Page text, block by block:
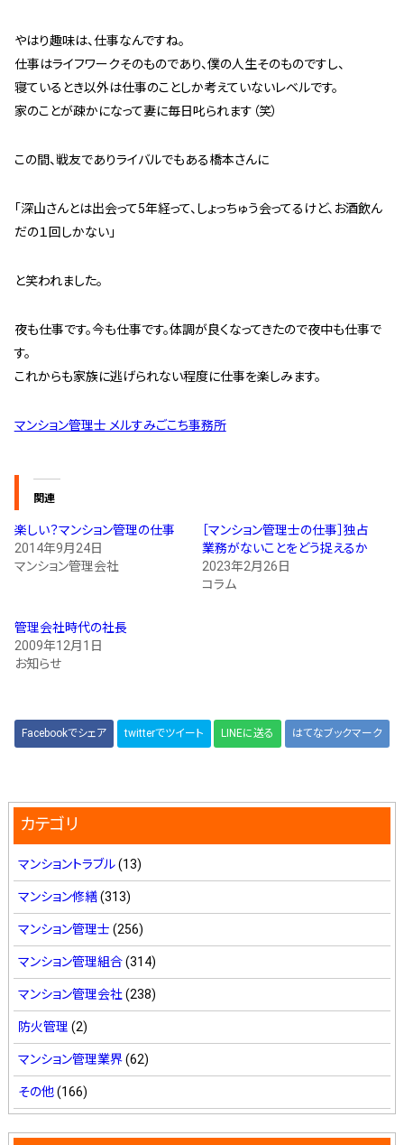
やはり趣味は、仕事なんですね。
仕事はライフワークそのものであり、僕の人生そのものですし、
寝ているとき以外は仕事のことしか考えていないレベルです。
家のことが疎かになって妻に毎日叱られます（笑）
この間、戦友でありライバルでもある橋本さんに
「深山さんとは出会って5年経って、しょっちゅう会ってるけど、お酒飲ん
だの１回しかない」
と笑われました。
夜も仕事です。今も仕事です。体調が良くなってきたので夜中も仕事で
す。
これからも家族に逃げられない程度に仕事を楽しみます。
マンション管理士 メルすみごこち事務所
関連
楽しい？マンション管理の仕事
2014年9月24日
マンション管理会社
［マンション管理士の仕事］独占
業務がないことをどう捉えるか
2023年2月26日
コラム
管理会社時代の社長
2009年12月1日
お知らせ
Facebookでシェア twitterでツイート LINEに送る はてなブックマーク
カテゴリ
マンショントラブル(13)
マンション修繕(313)
マンション管理士 (256)
マンション管理組合(314)
マンション管理会社 (238)
防火管理 (2)
マンション管理業界(62)
その他(166)
よくあるご質問
コラム